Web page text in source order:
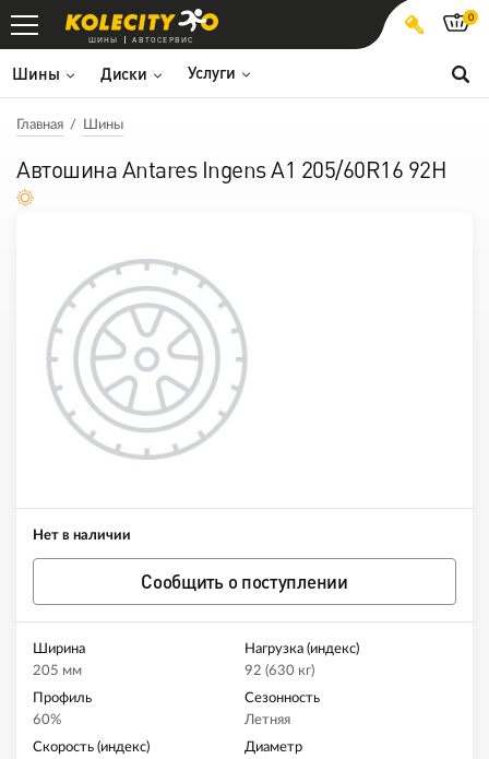
ШИНЫ АВТОСЕРВИС
Шины Диски Услуги
0
Главная Шины
Автошина Antares Ingens A1 205/60R16 92H
Нет в наличии
Сообщить о поступлении
Ширина
205 мм
Нагрузка (индекс)
92 (630 кг)
Профиль
60%
Сезонность
Летняя
Скорость (индекс)
Диаметр